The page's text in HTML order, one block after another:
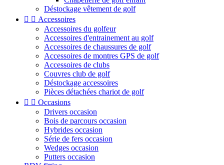
Déstockage vêtement de golf
  Accessoires
Accessoires du golfeur
Accessoires d'entrainement au golf
Accessoires de chaussures de golf
Accessoires de montres GPS de golf
Accessoires de clubs
Couvres club de golf
Déstockage accessoires
Pièces détachées chariot de golf
  Occasions
Drivers occasion
Bois de parcours occasion
Hybrides occasion
Série de fers occasion
Wedges occasion
Putters occasion